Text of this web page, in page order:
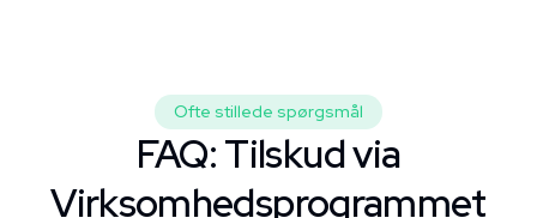
Ofte stillede spørgsmål
FAQ: Tilskud via
Virksomhedsprogrammet